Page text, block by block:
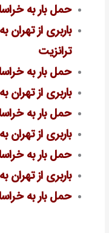
حمل بار به
باربری از
ترانزیت
حمل بار به
باربری از
حمل بار به
باربری از
حمل بار به
باربری از
حمل بار به